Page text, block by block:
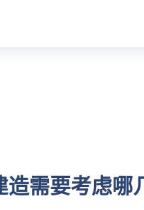
需要考虑哪